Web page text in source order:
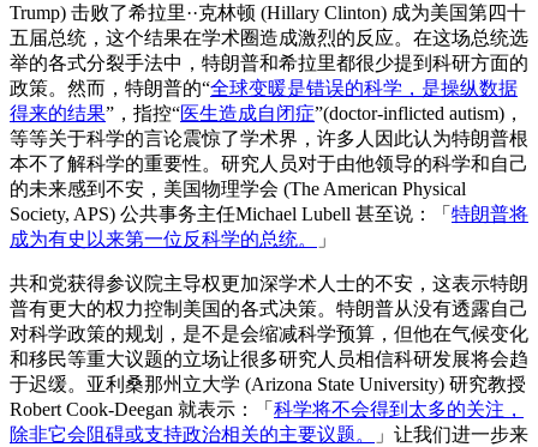
Trump) 击败了希拉里··克林顿 (Hillary Clinton) 成为美国第四十
五届总统，这个结果在学术圈造成激烈的反应。在这场总统选
举的各式分裂手法中，特朗普和希拉里都很少提到科研方面的
政策。然而，特朗普的“全球变暖是错误的科学，是操纵数据
得来的结果”，指控“医生造成自闭症”(doctor-inflicted autism)，
等等关于科学的言论震惊了学术界，许多人因此认为特朗普根
本不了解科学的重要性。研究人员对于由他领导的科学和自己
的未来感到不安，美国物理学会 (The American Physical
Society, APS) 公共事务主任Michael Lubell 甚至说：「 特朗普将
成为有史以来第一位反科学的总统。
」
共和党获得参议院主导权更加深学术人士的不安，这表示特朗
普有更大的权力控制美国的各式决策。特朗普从没有透露自己
对科学政策的规划，是不是会缩减科学预算，但他在气候变化
和移民等重大议题的立场让很多研究人员相信科研发展将会趋
于迟缓。亚利桑那州立大学 (Arizona State University) 研究教授
Robert Cook-Deegan 就表示：「 科学将不会得到太多的关注，
除非它会阻碍或支持政治相关的主要议题。
」让我们进一步来